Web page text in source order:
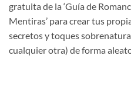
gratuita de la ‘Guía de
Mentiras’ para crear tus
secretos y toques
cualquier otra) de forma